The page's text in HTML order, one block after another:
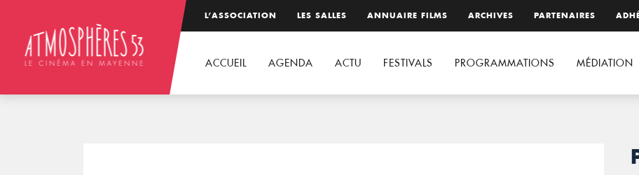
L’ASSOCIATION LES SALLES ANNUAIRE FILMS ARCHIVES PARTENAIRES
ACCUEIL AGENDA ACTU FESTIVALS PROGRAMMATIONS MÉDIATION